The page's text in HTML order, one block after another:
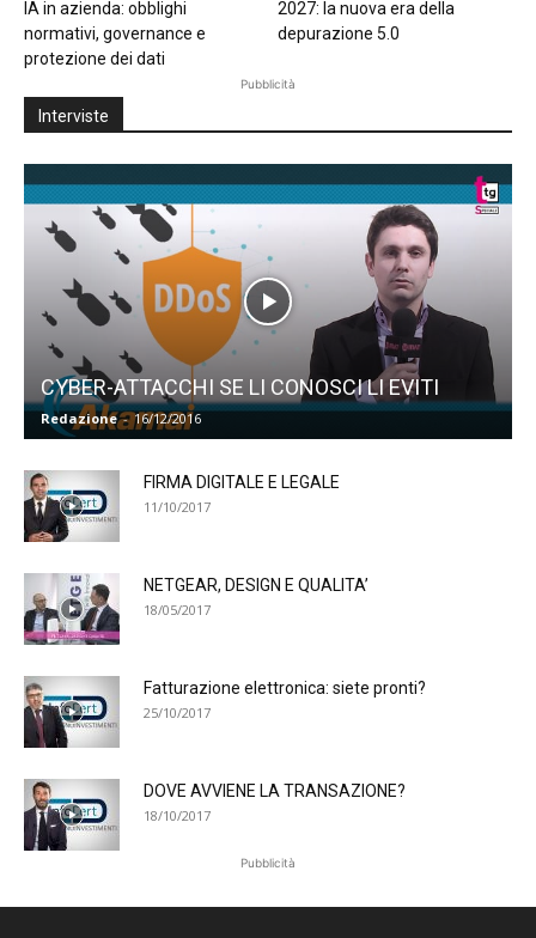
IA in azienda: obblighi
normativi, governance e
protezione dei dati
2027: la nuova era della
depurazione 5.0
Pubblicità
Interviste
CYBER-ATTACCHI SE LI CONOSCI LI EVITI
Redazione - 16/12/2016
FIRMA DIGITALE E LEGALE
11/10/2017
NETGEAR, DESIGN E QUALITA’
18/05/2017
Fatturazione elettronica: siete pronti?
25/10/2017
DOVE AVVIENE LA TRANSAZIONE?
18/10/2017
Pubblicità